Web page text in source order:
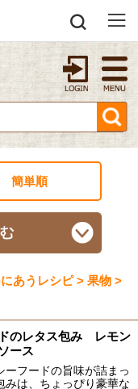
簡単順
あうレシピ > 果物 >
のレタス包み レモン
ース
ーフードの旨味が詰まっ
みは、ちょっぴり豪華な